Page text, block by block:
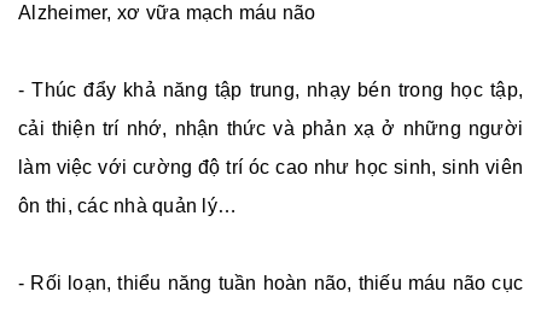
Alzheimer, xơ vữa mạch máu não
- Thúc đẩy khả năng tập trung, nhạy bén trong học tập,
cải thiện trí nhớ, nhận thức và phản xạ ở những người
làm việc với cường độ trí óc cao như học sinh, sinh viên
ôn thi, các nhà quản lý…
- Rối loạn, thiểu năng tuần hoàn não, thiếu máu não cục